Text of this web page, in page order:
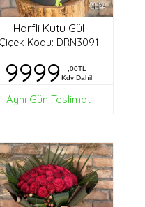
Harfli Kutu Gül
Çiçek Kodu: DRN3091
9999
,00TL
Kdv Dahil
Aynı Gün Teslimat